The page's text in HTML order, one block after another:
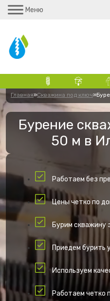
Меню
Главная»Скважина под ключ»
Бурение
50 м в
Работаем без
Цены четко по
Бурим скважину
Приедем бурить
Используем
Работаем четко